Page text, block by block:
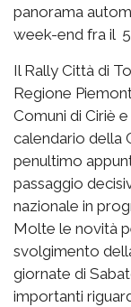
panorama
week-end fra il
Il Rally Città di
Regione
Comuni di Ciriè
calendario della
penultimo
passaggio
nazionale in
Molte le novità
svolgimento
giornate di
importanti